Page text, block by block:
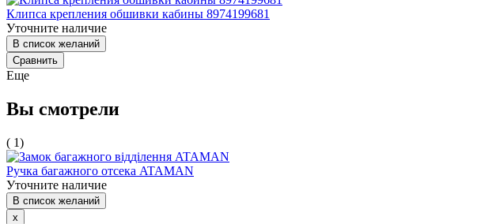
Клипса крепления обшивки кабины 8974199681
Уточните наличие
В список желаний
Сравнить
Еще
Вы смотрели
( 1)
Ручка багажного отсека ATAMAN
Уточните наличие
В список желаний
x